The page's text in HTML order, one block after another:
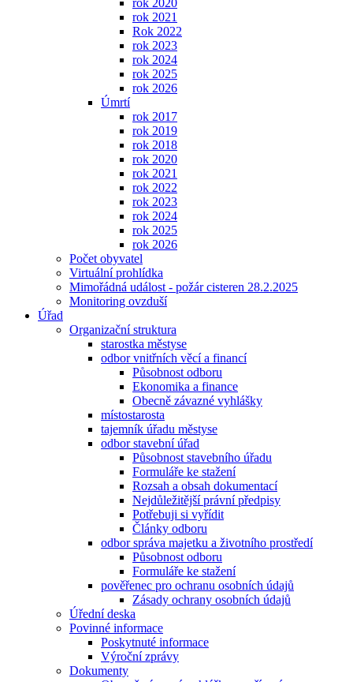
rok 2020
rok 2021
Rok 2022
rok 2023
rok 2024
rok 2025
rok 2026
Úmrtí
rok 2017
rok 2019
rok 2018
rok 2020
rok 2021
rok 2022
rok 2023
rok 2024
rok 2025
rok 2026
Počet obyvatel
Virtuální prohlídka
Mimořádná událost - požár cisteren 28.2.2025
Monitoring ovzduší
Úřad
Organizační struktura
starostka městyse
odbor vnitřních věcí a financí
Působnost odboru
Ekonomika a finance
Obecně závazné vyhlášky
místostarosta
tajemník úřadu městyse
odbor stavební úřad
Působnost stavebního úřadu
Formuláře ke stažení
Rozsah a obsah dokumentací
Nejdůležitější právní předpisy
Potřebuji si vyřídit
Články odboru
odbor správa majetku a životního prostředí
Působnost odboru
Formuláře ke stažení
pověřenec pro ochranu osobních údajů
Zásady ochrany osobních údajů
Úřední deska
Povinné informace
Poskytnuté informace
Výroční zprávy
Dokumenty